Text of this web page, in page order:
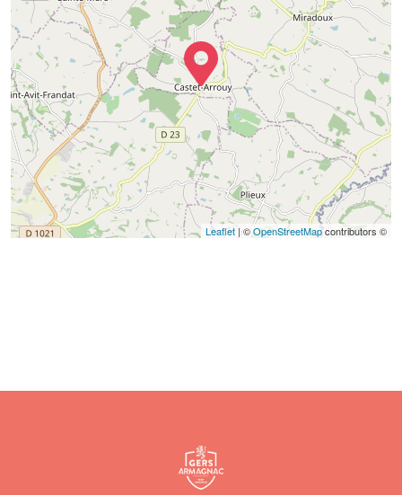
Leaflet | ©OpenStreetMapcontributors ©